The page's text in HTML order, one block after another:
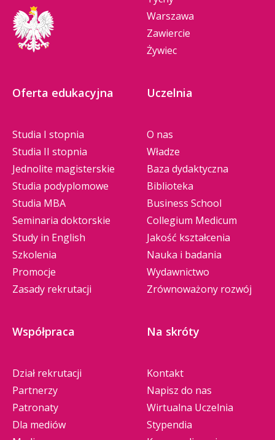
Warszawa
Zawiercie
Żywiec
Oferta edukacyjna
Studia I stopnia
Studia II stopnia
Jednolite magisterskie
Studia podyplomowe
Studia MBA
Seminaria doktorskie
Study in English
Szkolenia
Promocje
Zasady rekrutacji
Uczelnia
O nas
Władze
Baza dydaktyczna
Biblioteka
Business School
Collegium Medicum
Jakość kształcenia
Nauka i badania
Wydawnictwo
Zrównoważony rozwój
Współpraca
Dział rekrutacji
Partnerzy
Patronaty
Dla mediów
Na skróty
Kontakt
Napisz do nas
Wirtualna Uczelnia
Stypendia